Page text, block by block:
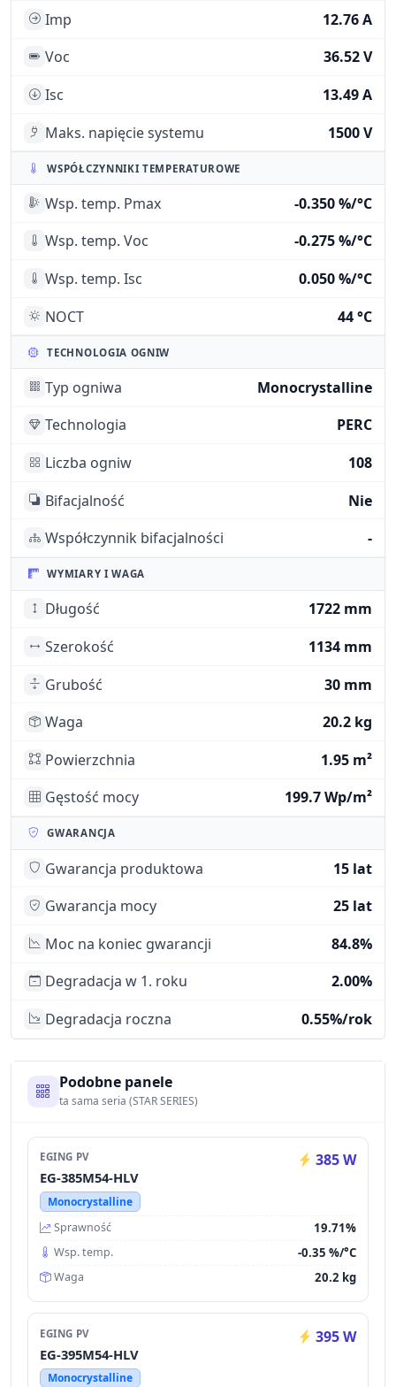
Imp
12.76 A
Voc
36.52 V
Isc
13.49 A
Maks. napięcie systemu
1500 V
WSPÓŁCZYNNIKI TEMPERATUROWE
Wsp. temp. Pmax
-0.350 %/°C
Wsp. temp. Voc
-0.275 %/°C
Wsp. temp. Isc
0.050 %/°C
NOCT
44 °C
TECHNOLOGIA OGNIW
Typ ogniwa
Monocrystalline
Technologia
PERC
Liczba ogniw
108
Bifacjalność
Nie
Współczynnik bifacjalności
-
WYMIARY I WAGA
Długość
1722 mm
Szerokość
1134 mm
Grubość
30 mm
Waga
20.2 kg
Powierzchnia
1.95 m²
Gęstość mocy
199.7 Wp/m²
GWARANCJA
Gwarancja produktowa
15 lat
Gwarancja mocy
25 lat
Moc na koniec gwarancji
84.8%
Degradacja w 1. roku
2.00%
Degradacja roczna
0.55%/rok
Podobne panele
ta sama seria (STAR SERIES)
EGING PV 385 W
EG-385M54-HLV
Monocrystalline
Sprawność
19.71%
Wsp. temp. -0.35 %/°C
Waga 20.2 kg
EGING PV 395 W
EG-395M54-HLV
Monocrystalline